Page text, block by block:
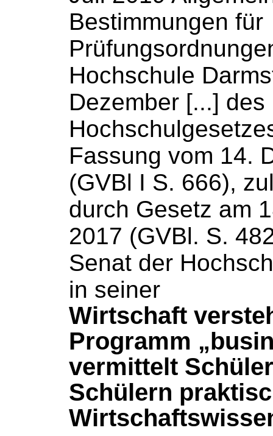
Bestimmungen für
Hochschule
Dezember [...]
Fassung vom 14.
(GVBl I S. 666),
durch Gesetz am
2017 (GVBl. S.
Senat der
in seiner
Wirtschaft
Programm
vermittelt
Schülern